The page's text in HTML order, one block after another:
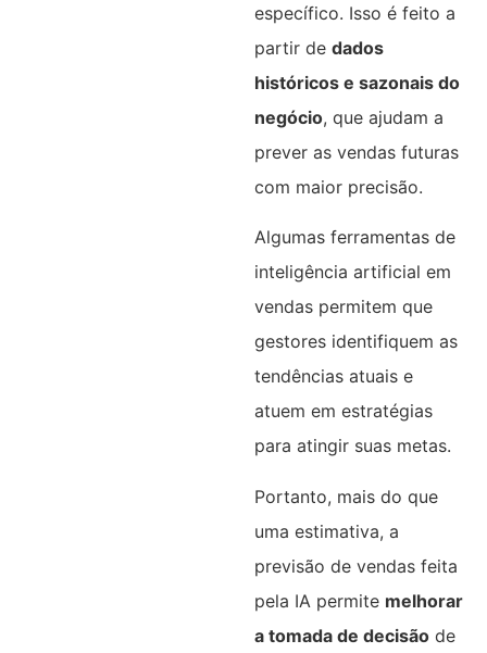
específico. Isso é feito a
partir de dados
históricos e sazonais do
negócio, que ajudam a
prever as vendas futuras
com maior precisão.
Algumas ferramentas de
inteligência artificial em
vendas permitem que
gestores identifiquem as
tendências atuais e
atuem em estratégias
para atingir suas metas.
Portanto, mais do que
uma estimativa, a
previsão de vendas feita
pela IA permite melhorar
a tomada de decisãode